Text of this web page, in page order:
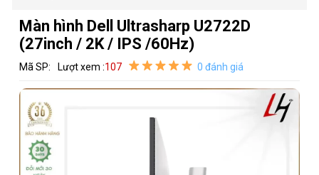
Màn hình Dell Ultrasharp U2722D
(27inch / 2K / IPS /60Hz)
Mã SP: Lượt xem :107 0 đánh giá